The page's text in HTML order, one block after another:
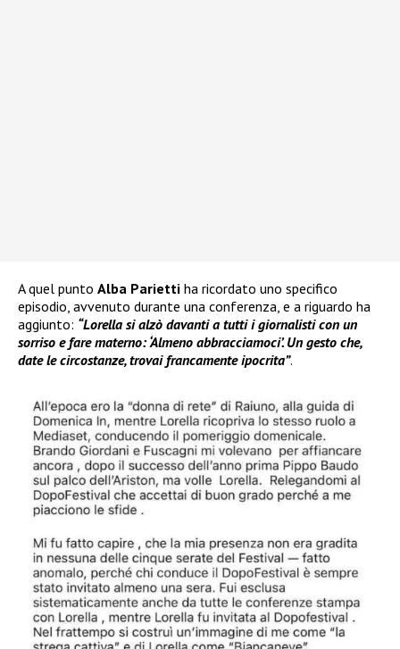
A quel punto Alba Parietti ha ricordato uno specifico
episodio, avvenuto durante una conferenza, e a riguardo ha
aggiunto: “Lorella si alzò davanti a tutti i giornalisti con un
sorriso e fare materno: ‘Almeno abbracciamoci’. Un gesto che,
date le circostanze, trovai francamente ipocrita”.